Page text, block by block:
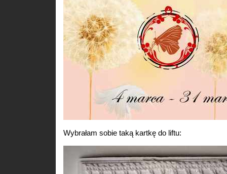
Wybrałam sobie taką kartkę do liftu: